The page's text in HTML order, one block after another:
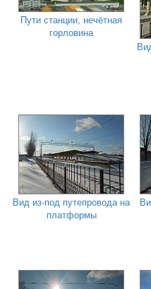
Пути станции, нечётная
горловина
Вид из-под путепровода на
платформы